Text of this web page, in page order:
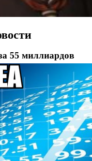
55 миллиардов